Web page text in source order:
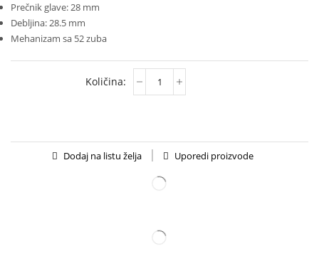
Prečnik glave: 28 mm
Debljina: 28.5 mm
Mehanizam sa 52 zuba
Dodaj na listu želja Uporedi proizvode